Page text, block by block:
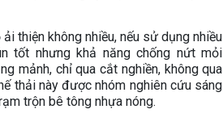
thiện không nhiều, nếu sử dụng nhiều
tốt nhưng khả năng chống nứt mỏi
mảnh, chỉ qua cắt nghiền, không qua
thải này được nhóm nghiên cứu sáng
trộn bê tông nhựa nóng.